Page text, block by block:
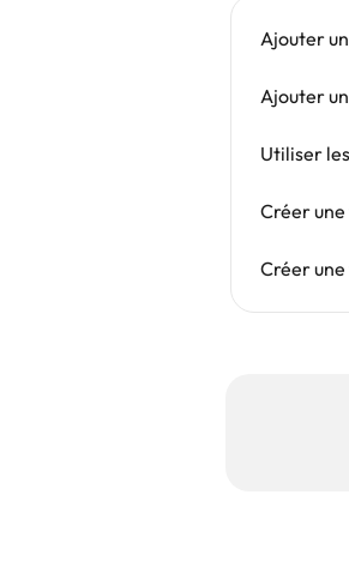
Ajouter
Ajouter
Utiliser
Créer
Créer